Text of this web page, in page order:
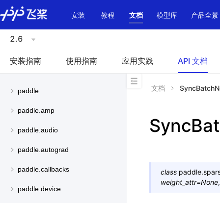
\u200E
安装
教程 文档 模型库 产品全景
2.6
安装指南 使用指南 应用实践 API 文档
paddle
paddle.amp
paddle.audio
paddle.autograd
paddle.callbacks
paddle.device
文档
class
weight_attr=None